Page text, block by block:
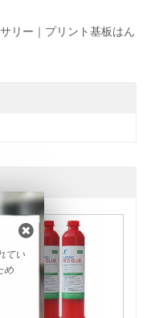
リー｜プリント基板はん
てい
め